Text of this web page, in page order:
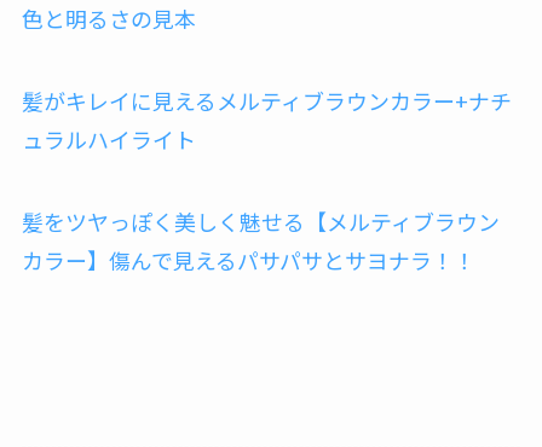
色と明るさの見本
髪がキレイに見えるメルティブラウンカラー+ナチ
ュラルハイライト
髪をツヤっぽく美しく魅せる【メルティブラウン
カラー】傷んで見えるパサパサとサヨナラ！！